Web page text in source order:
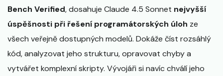
Bench Verified, dosahuje Claude 4.5 Sonnet nejvyšší
úspěšnosti při řešení programátorských úloh ze
všech veřejně dostupných modelů. Dokáže číst rozsáhlý
kód, analyzovat jeho strukturu, opravovat chyby a
vytvářet komplexní skripty. Vývojáři si navíc chválí jeho